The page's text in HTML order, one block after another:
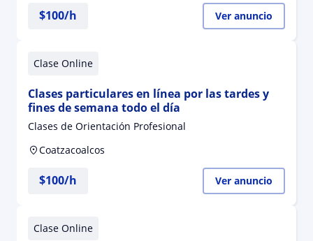
$100/h Ver anuncio
Clase Online
Clases particulares en línea por las tardes y
fines de semana todo el día
Clases de Orientación Profesional
Coatzacoalcos
$100/h Ver anuncio
Clase Online